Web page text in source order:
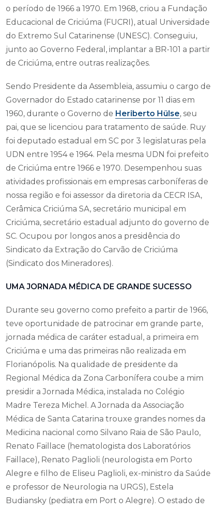
o período de 1966 a 1970. Em 1968, criou a Fundação
Educacional de Criciúma (FUCRI), atual Universidade
do Extremo Sul Catarinense (UNESC). Conseguiu,
junto ao Governo Federal, implantar a BR-101 a partir
de Criciúma, entre outras realizações.
Sendo Presidente da Assembleia, assumiu o cargo de
Governador do Estado catarinense por 11 dias em
1960, durante o Governo de Heriberto Hülse, seu
pai, que se licenciou para tratamento de saúde. Ruy
foi deputado estadual em SC por 3 legislaturas pela
UDN entre 1954 e 1964. Pela mesma UDN foi prefeito
de Criciúma entre 1966 e 1970. Desempenhou suas
atividades profissionais em empresas carboníferas de
nossa região e foi assessor da diretoria da CECR ISA,
Cerâmica Criciúma SA, secretário municipal em
Criciúma, secretário estadual adjunto do governo de
SC. Ocupou por longos anos a presidência do
Sindicato da Extração do Carvão de Criciúma
(Sindicato dos Mineradores).
UMA JORNADA MÉDICA DE GRANDE SUCESSO
Durante seu governo como prefeito a partir de 1966,
teve oportunidade de patrocinar em grande parte,
jornada médica de caráter estadual, a primeira em
Criciúma e uma das primeiras não realizada em
Florianópolis. Na qualidade de presidente da
Regional Médica da Zona Carbonífera coube a mim
presidir a Jornada Médica, instalada no Colégio
Madre Tereza Michel. A Jornada da Associação
Médica de Santa Catarina trouxe grandes nomes da
Medicina nacional como Silvano Raia de São Paulo,
Renato Faillace (hematologista dos Laboratórios
Faillace), Renato Paglioli (neurologista em Porto
Alegre e filho de Eliseu Paglioli, ex-ministro da Saúde
e professor de Neurologia na URGS), Estela
Budiansky (pediatra em Port o Alegre). O estado de